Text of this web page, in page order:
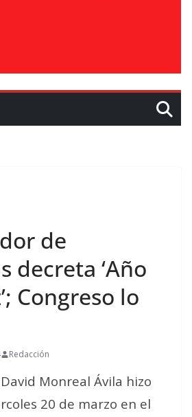
de
decreta ‘Año
Congreso lo
Redacción
Monreal Ávila hizo
20 de marzo en el